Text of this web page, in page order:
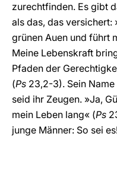
zurechtfinden. Es gibt
als das, das versichert:
grünen Auen und führt
Meine Lebenskraft
Pfaden der
(Ps 23,2-3). Sein Name
seid ihr Zeugen. »Ja,
mein Leben lang« (Ps
junge Männer: So sei